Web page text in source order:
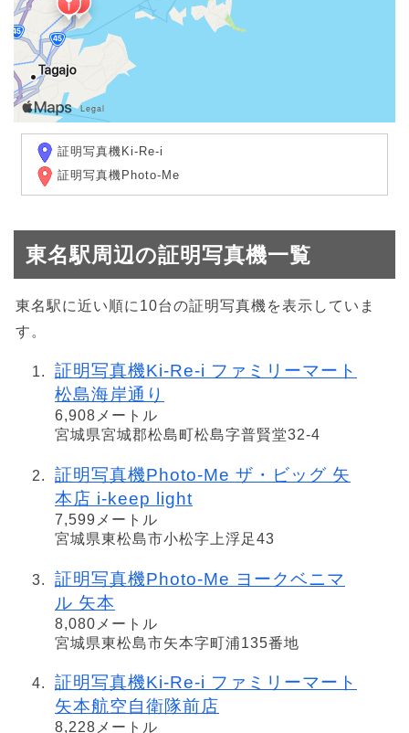
証明写真機Ki-Re-i
証明写真機Photo-Me
東名駅周辺の証明写真機一覧
東名駅に近い順に10台の証明写真機を表示していま
す。
証明写真機Ki-Re-i ファミリーマート
松島海岸通り
6,908メートル
宮城県宮城郡松島町松島字普賢堂32-4
証明写真機Photo-Me ザ・ビッグ 矢
本店 i-keep light
7,599メートル
宮城県東松島市小松字上浮足43
証明写真機Photo-Me ヨークベニマ
ル 矢本
8,080メートル
宮城県東松島市矢本字町浦135番地
証明写真機Ki-Re-i ファミリーマート
矢本航空自衛隊前店
8,228メートル